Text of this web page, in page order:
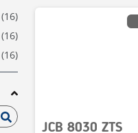
JCB 8030 ZTS